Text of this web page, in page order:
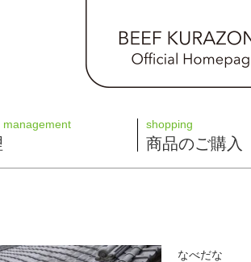
management shopping
商品のご購入
なべだな